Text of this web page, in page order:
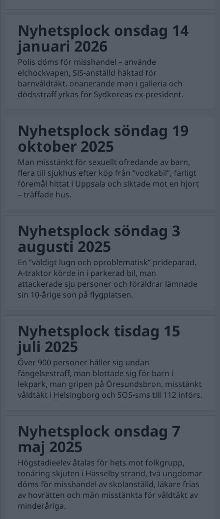
Nyhetsplock onsdag 14
januari 2026
Polis döms för misshandel – använde
elchockvapen, SiS-anställd häktad för
barnvåldtäkt, onanerande man i galleria och
dödsstraff yrkas för Sydkoreas ex-president.
Nyhetsplock söndag 19
oktober 2025
Man misstänkt för sexuellt ofredande av barn,
flera till sjukhus efter köp från ”vodkabil”, farligt
föremål hittat i Uppsala och siktade mot en hjort
– träffade hus.
Nyhetsplock söndag 3
augusti 2025
En ”väldigt lugn och oproblematisk” prideparad,
A-traktor körde in i parkerad bil, man
attackerade sju personer och föräldrar lämnade
sin 10-årige son på flygplatsen.
Nyhetsplock tisdag 15
juli 2025
Över 900 personer håller sig undan
fängelsestraff, man blottade sig för barn i
lekpark, man gripen på Öresundsbron, misstänkt
våldtäkt i Helsingborg och SOS-sms till 112 införs.
Nyhetsplock onsdag 7
maj 2025
Högstadieelev åtalas för hets mot folkgrupp,
tonåring skjuten i Hässelby strand, två ungdomar
döms för misshandel av skolanställd, läkare frias
av hovrätten och män misstänkta för våldtäkt av
minderåriga.